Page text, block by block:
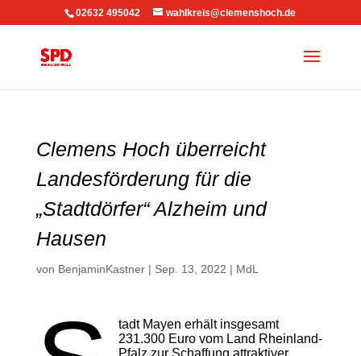
02632 495042 wahlkreis@clemenshoch.de
Clemens Hoch überreicht
Landesförderung für die
„Stadtdörfer“ Alzheim und
Hausen
von BenjaminKastner| Sep. 13, 2022 | MdL
tadt Mayen erhält insgesamt
231.300 Euro vom Land Rheinland-
Pfalz zur Schaffung attraktiver